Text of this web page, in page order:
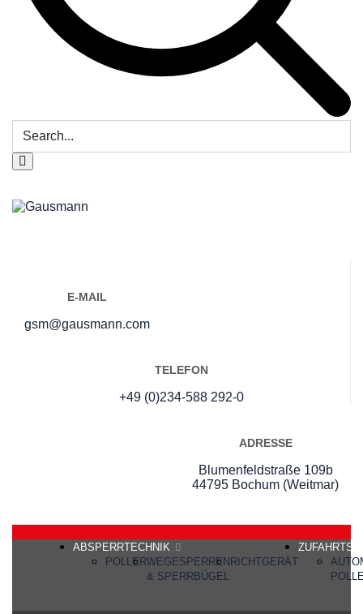
E-MAIL
gsm@gausmann.com
TELEFON
+49 (0)234-588 292-0
ADRESSE
Blumenfeldstraße 109b
44795 Bochum (Weitmar)
ABSPERRTECHNIK
POLLERWEGESPERREN
& SPERRBÜGEL
RICHTGERÄT
ZUFAHRTS-